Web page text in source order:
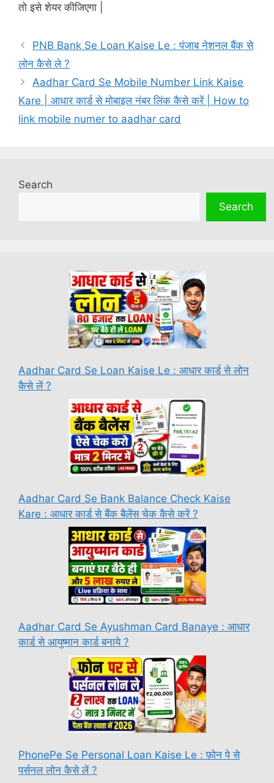
तो इसे शेयर कीजिएगा |
PNB Bank Se Loan Kaise Le : पंजाब नेशनल बैंक से
लोन कैसे ले ?
Aadhar Card Se Mobile Number Link Kaise
Kare | आधार कार्ड से मोबाइल नंबर लिंक कैसे करें | How to
link mobile numer to aadhar card
Search
Search
Aadhar Card Se Loan Kaise Le : आधार कार्ड से लोन
कैसे लें ?
Aadhar Card Se Bank Balance Check Kaise
Kare : आधार कार्ड से बैंक बैलेंस चेक कैसे करें ?
Aadhar Card Se Ayushman Card Banaye : आधार
कार्ड से आयुष्मान कार्ड बनाये ?
PhonePe Se Personal Loan Kaise Le : फ़ोन पे से
पर्सनल लोन कैसे लें ?